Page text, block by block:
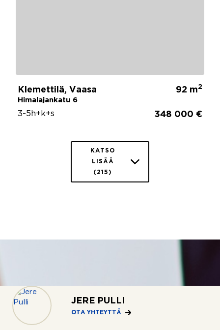
JERE PULLI
OTA YHTEYTTÄ
Klemettilä, Vaasa
Himalajankatu 6
92 m2
3-5h+k+s 348 000 €
KATSO
LISÄÄ
(215)